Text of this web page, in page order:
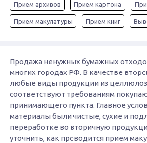
Прием архивов Прием картона
Прием макулатуры Прием книг
Продажа ненужных бумажных
многих городах РФ. В качестве
любые виды продукции из
соответствуют требованиям
принимающего пункта. Главное
материалы были чистые, сухие и
переработке во вторичную
уточнить, как проводится прием